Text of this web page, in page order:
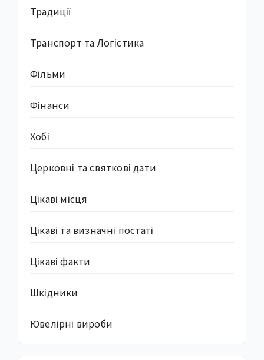
Традиції
Транспорт та Логістика
Фільми
Фінанси
Хобі
Церковні та святкові дати
Цікаві місця
Цікаві та визначні постаті
Цікаві факти
Шкідники
Ювелірні вироби